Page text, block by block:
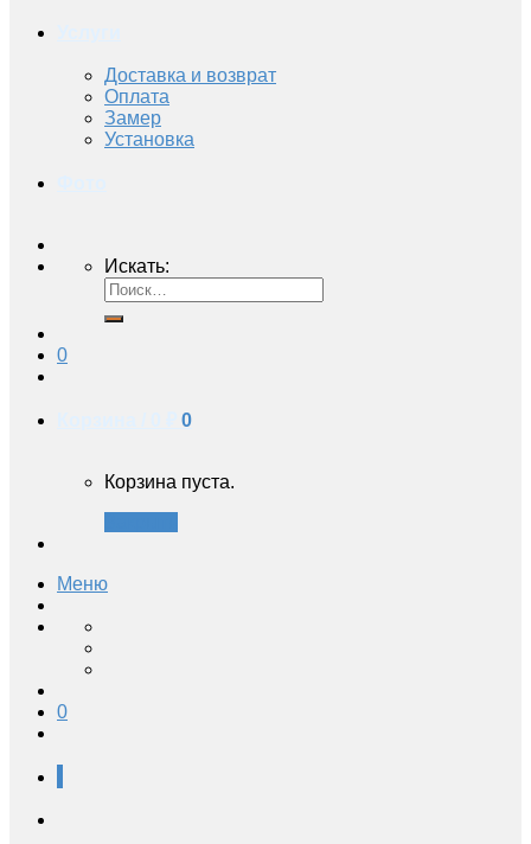
Доставка и возврат
Оплата
Замер
Установка
Искать:
0
0
Корзина пуста.
Меню
0